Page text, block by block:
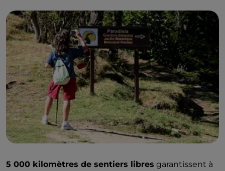
5 000 kilomètres de sentiers libres garantissent à